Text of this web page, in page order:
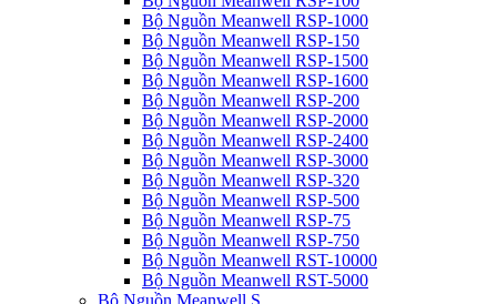
Bộ Nguồn Meanwell RSP-1000
Bộ Nguồn Meanwell RSP-150
Bộ Nguồn Meanwell RSP-1500
Bộ Nguồn Meanwell RSP-1600
Bộ Nguồn Meanwell RSP-200
Bộ Nguồn Meanwell RSP-2000
Bộ Nguồn Meanwell RSP-2400
Bộ Nguồn Meanwell RSP-3000
Bộ Nguồn Meanwell RSP-320
Bộ Nguồn Meanwell RSP-500
Bộ Nguồn Meanwell RSP-75
Bộ Nguồn Meanwell RSP-750
Bộ Nguồn Meanwell RST-10000
Bộ Nguồn Meanwell RST-5000
Bộ Nguồn Meanwell S